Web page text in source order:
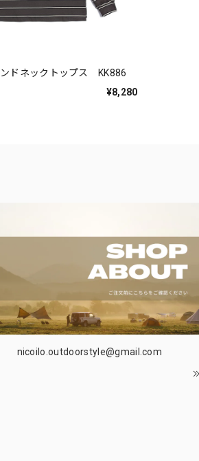
ドネックトップス KK886
¥8,280
nicoilo.outdoorstyle@gmail.com